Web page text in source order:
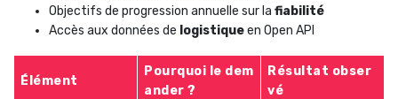
Objectifs de progression annuelle sur la fiabilité
Accès aux données de logistiqueen Open API
Élément
Pourquoi le dem
ander ?
Résultat obser
vé